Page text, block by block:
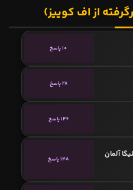
از اف کوییز)
10 پاسخ
28 پاسخ
146 پاسخ
آلمان
148 پاسخ